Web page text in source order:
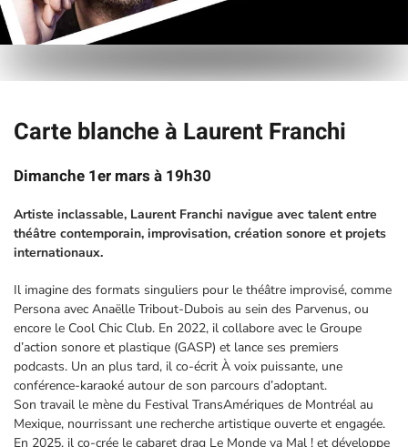
Carte blanche à Laurent Franchi
Dimanche 1er mars à 19h30
Artiste inclassable, Laurent Franchi navigue avec talent entre
théâtre contemporain, improvisation, création sonore et projets
internationaux.
Il imagine des formats singuliers pour le théâtre improvisé, comme
Persona avec Anaëlle Tribout-Dubois au sein des Parvenus, ou
encore le Cool Chic Club. En 2022, il collabore avec le Groupe
d’action sonore et plastique (GASP) et lance ses premiers
podcasts. Un an plus tard, il co-écrit À voix puissante, une
conférence-karaoké autour de son parcours d’adoptant.
Son travail le mène du Festival TransAmériques de Montréal au
Mexique, nourrissant une recherche artistique ouverte et engagée.
En 2025, il co-crée le cabaret drag Le Monde va Mal ! et développe